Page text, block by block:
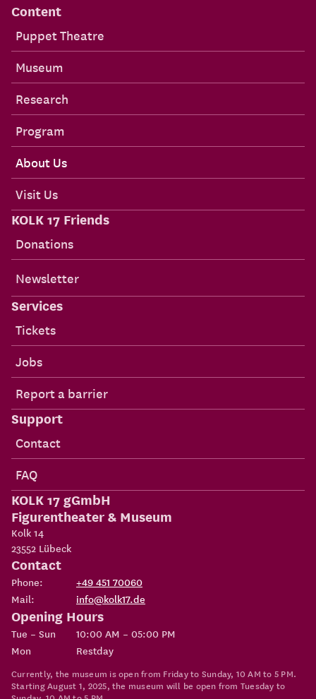
Content
Puppet Theatre
Museum
Research
Program
About Us
Visit Us
KOLK 17 Friends
Donations
Newsletter
Services
Tickets
Jobs
Report a barrier
Support
Contact
FAQ
KOLK 17 gGmbH
Figurentheater & Museum
Kolk 14
23552 Lübeck
Contact
Phone:
+49 451 70060
Mail:
info@kolk17.de
Opening Hours
Tue – Sun
10:00 AM – 05:00 PM
Mon
Restday
Currently, the museum is open from Friday to Sunday, 10 AM to 5 PM.
Starting August 1, 2025, the museum will be open from Tuesday to